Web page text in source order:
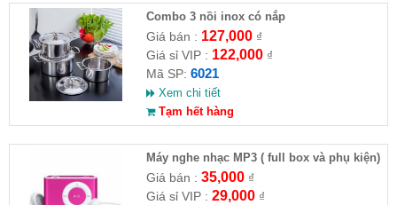
Combo 3 nồi inox có nắp
Giá bán : 127,000₫
Giá sỉ VIP : 122,000₫
Mã SP: 6021
Xem chi tiết
Tạm hết hàng
Máy nghe nhạc MP3 ( full box và phụ kiện)
Giá bán : 35,000₫
Giá sỉ VIP : 29,000₫